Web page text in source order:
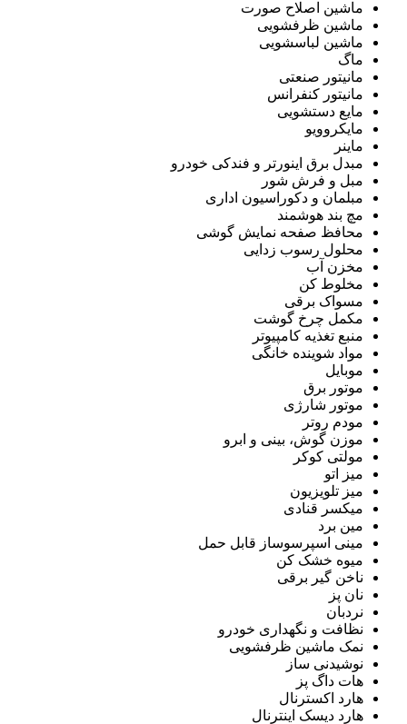
ماشین اصلاح صورت
ماشین ظرفشویی
ماشین لباسشویی
ماگ
مانیتور صنعتی
مانیتور کنفرانس
مایع دستشویی
مایکروویو
ماینر
مبدل برق اینورتر و فندکی خودرو
مبل و فرش شور
مبلمان و دکوراسیون اداری
مچ بند هوشمند
محافظ صفحه نمایش گوشی
محلول رسوب زدایی
مخزن آب
مخلوط کن
مسواک برقی
مکمل چرخ گوشت
منبع تغذیه کامپیوتر
مواد شوینده خانگی
موبایل
موتور برق
موتور شارژی
مودم روتر
موزن گوش، بینی و ابرو
مولتی کوکر
میز اتو
میز تلویزیون
میکسر قنادی
مین برد
مینی اسپرسوساز قابل حمل
میوه خشک کن
ناخن گیر برقی
نان پز
نردبان
نظافت و نگهداری خودرو
نمک ماشین ظرفشویی
نوشیدنی ساز
هات داگ پز
هارد اکسترنال
هارد دیسک اینترنال